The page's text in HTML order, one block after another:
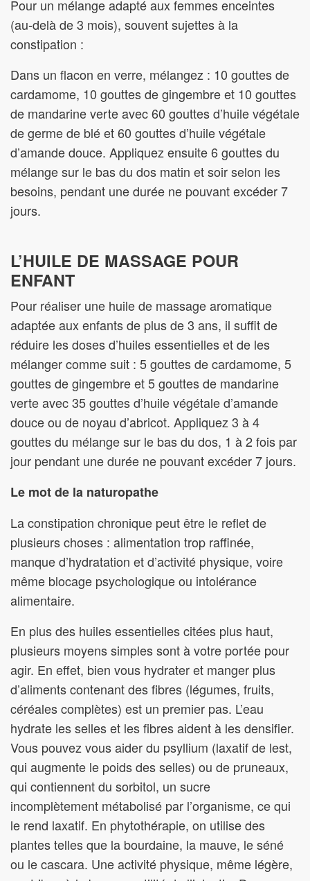
Pour un mélange adapté aux femmes enceintes
(au-delà de 3 mois), souvent sujettes à la
constipation :
Dans un flacon en verre, mélangez : 10 gouttes de
cardamome, 10 gouttes de gingembre et 10 gouttes
de mandarine verte avec 60 gouttes d’huile végétale
de germe de blé et 60 gouttes d’huile végétale
d’amande douce. Appliquez ensuite 6 gouttes du
mélange sur le bas du dos matin et soir selon les
besoins, pendant une durée ne pouvant excéder 7
jours.
L’HUILE DE MASSAGE POUR
ENFANT
Pour réaliser une huile de massage aromatique
adaptée aux enfants de plus de 3 ans, il suffit de
réduire les doses d’huiles essentielles et de les
mélanger comme suit : 5 gouttes de cardamome, 5
gouttes de gingembre et 5 gouttes de mandarine
verte avec 35 gouttes d’huile végétale d’amande
douce ou de noyau d’abricot. Appliquez 3 à 4
gouttes du mélange sur le bas du dos, 1 à 2 fois par
jour pendant une durée ne pouvant excéder 7 jours.
Le mot de la naturopathe
La constipation chronique peut être le reflet de
plusieurs choses : alimentation trop raffinée,
manque d’hydratation et d’activité physique, voire
même blocage psychologique ou intolérance
alimentaire.
En plus des huiles essentielles citées plus haut,
plusieurs moyens simples sont à votre portée pour
agir. En effet, bien vous hydrater et manger plus
d’aliments contenant des fibres (légumes, fruits,
céréales complètes) est un premier pas. L’eau
hydrate les selles et les fibres aident à les densifier.
Vous pouvez vous aider du psyllium (laxatif de lest,
qui augmente le poids des selles) ou de pruneaux,
qui contiennent du sorbitol, un sucre
incomplètement métabolisé par l’organisme, ce qui
le rend laxatif. En phytothérapie, on utilise des
plantes telles que la bourdaine, la mauve, le séné
ou le cascara. Une activité physique, même légère,